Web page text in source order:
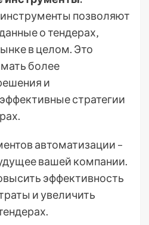
позволяют
о тендерах‚
в целом. Это
более
и
стратегии
автоматизации –
вашей компании.
эффективность
и увеличить